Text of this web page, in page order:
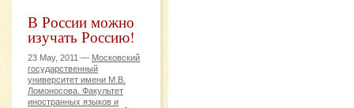
В России можно
изучать Россию!
23 May, 2011 — Московский
государственный
университет имени М.В.
Ломоносова. Факультет
иностранных языков и